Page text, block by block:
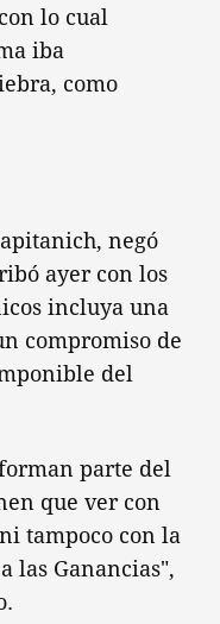
lo cual
iba
como
negó
ayer con los
incluya una
compromiso de
del
parte del
que ver con
tampoco con la
las Ganancias",